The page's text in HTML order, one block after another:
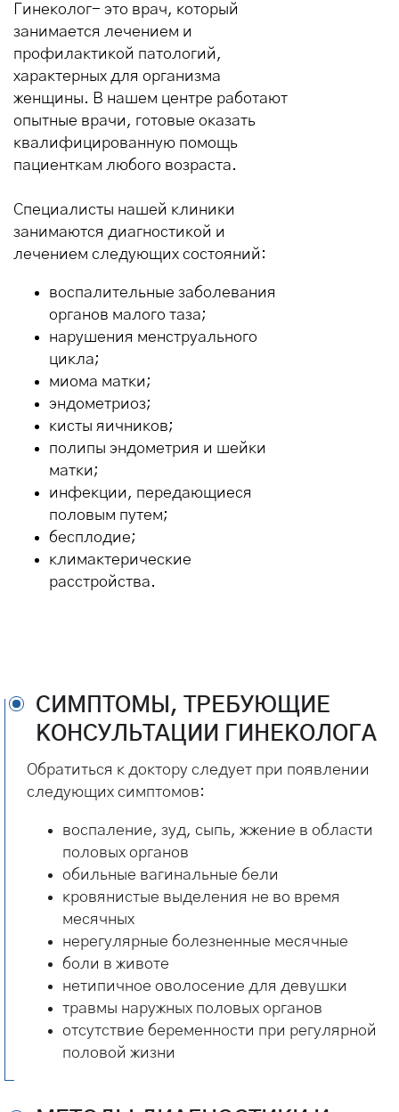
Гинеколог- это врач, который
занимается лечением и
профилактикой патологий,
характерных для организма
женщины. В нашем центре работают
опытные врачи, готовые оказать
квалифицированную помощь
пациенткам любого возраста.
Специалисты нашей клиники
занимаются диагностикой и
лечением следующих состояний:
воспалительные заболевания
органов малого таза;
нарушения менструального
цикла;
миома матки;
эндометриоз;
кисты яичников;
полипы эндометрия и шейки
матки;
инфекции, передающиеся
половым путем;
бесплодие;
климактерические
расстройства.
СИМПТОМЫ, ТРЕБУЮЩИЕ
КОНСУЛЬТАЦИИ ГИНЕКОЛОГА
Обратиться к доктору следует при появлении
следующих симптомов:
воспаление, зуд, сыпь, жжение в области
половых органов
обильные вагинальные бели
кровянистые выделения не во время
месячных
нерегулярные болезненные месячные
боли в животе
нетипичное оволосение для девушки
травмы наружных половых органов
отсутствие беременности при регулярной
половой жизни